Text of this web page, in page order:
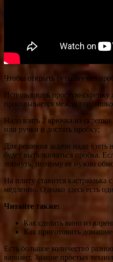
Чтобы открыть бутылку без
Использовать простую
просовывается между
Надо взять 2 крючка из
или ручки и достать пробку;
Для решения задачи надо
будет выталкиваться пробка.
лопнуть, поэтому ее нужно
На плиту ставится кастрюлька
медленно. Однако здесь есть
Читайте также:
Как сделать вино из
Как приготовить
Есть большое количество
вариант. Знание простых